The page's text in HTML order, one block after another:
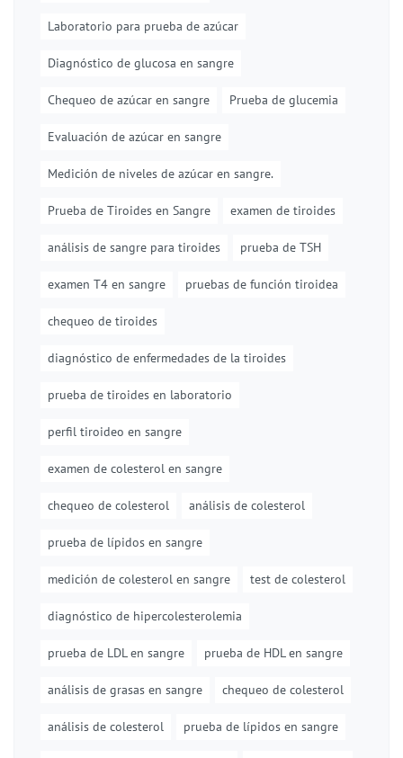
Laboratorio para prueba de azúcar
Diagnóstico de glucosa en sangre
Chequeo de azúcar en sangre Prueba de glucemia
Evaluación de azúcar en sangre
Medición de niveles de azúcar en sangre.
Prueba de Tiroides en Sangre examen de tiroides
análisis de sangre para tiroides prueba de TSH
examen T4 en sangre pruebas de función tiroidea
chequeo de tiroides
diagnóstico de enfermedades de la tiroides
prueba de tiroides en laboratorio
perfil tiroideo en sangre
examen de colesterol en sangre
chequeo de colesterol análisis de colesterol
prueba de lípidos en sangre
medición de colesterol en sangre test de colesterol
diagnóstico de hipercolesterolemia
prueba de LDL en sangre prueba de HDL en sangre
análisis de grasas en sangre chequeo de colesterol
análisis de colesterol prueba de lípidos en sangre